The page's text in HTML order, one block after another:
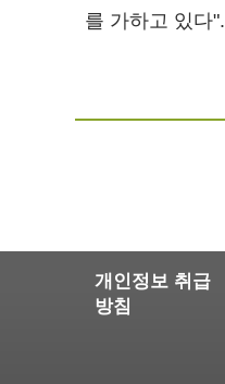
를 가하고 있다".
개인정보 취급
방침